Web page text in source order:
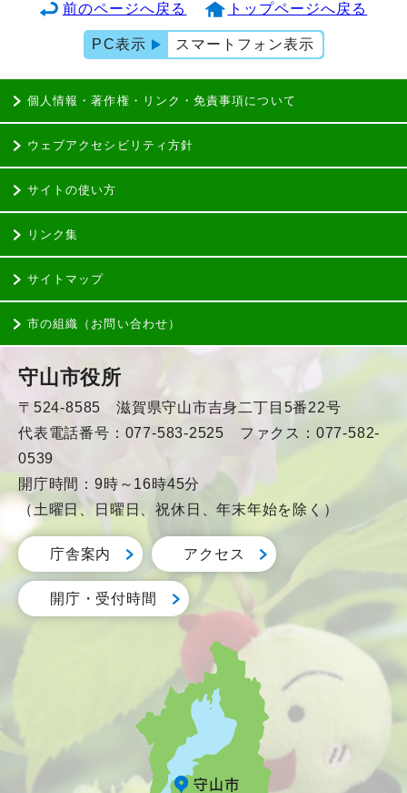
前のページへ戻る トップページへ戻る
PC表示 スマートフォン表示
個人情報・著作権・リンク・免責事項について
ウェブアクセシビリティ方針
サイトの使い方
リンク集
サイトマップ
市の組織（お問い合わせ）
守山市役所
〒524-8585 滋賀県守山市吉身二丁目5番22号
代表電話番号：077-583-2525 ファクス：077-582-
0539
開庁時間：9時～16時45分
（土曜日、日曜日、祝休日、年末年始を除く）
庁舎案内 アクセス
開庁・受付時間